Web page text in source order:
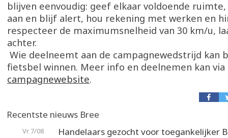
blijven eenvoudig: geef elkaar voldoende
aan en blijf alert, hou rekening met werken en
respecteer de maximumsnelheid van 30 km/u,
achter.
Wie deelneemt aan de campagnewedstrijd kan
fietsbel winnen. Meer info en deelnemen kan via
campagnewebsite.
Recentste nieuws Bree
Vr 7/08 Handelaars gezocht voor toegankelijker